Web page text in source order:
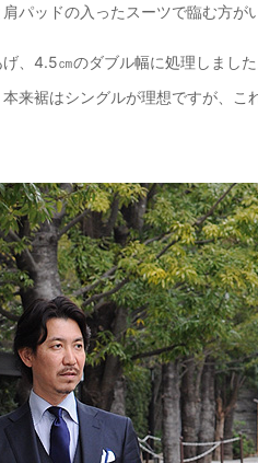
パッドの入ったスーツで臨む方が
、4.5㎝のダブル幅に処理しました
来裾はシングルが理想ですが、こ